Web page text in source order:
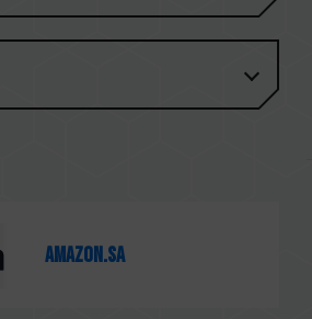
Amazon.sa